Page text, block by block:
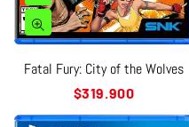
Fatal Fury: City of the Wolves
Precio
$319.900